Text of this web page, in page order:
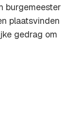
burgemeester
plaatsvinden
gedrag om